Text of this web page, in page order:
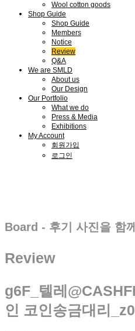
Wool cotton goods
Shop Guide
Shop Guide
Members
Notice
Review
Q&A
We are SMLD
About us
Our Design
Our Portfolio
What we do
Press & Media
Exhibitions
My Account
회원가입
로그인
Board - 후기 사진을 함
Review
g6F_텔레
인 코인송금대리